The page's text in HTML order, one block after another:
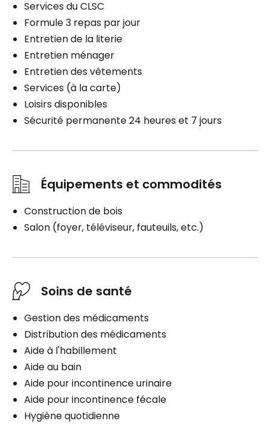
Services du CLSC
Formule 3 repas par jour
Entretien de la literie
Entretien ménager
Entretien des vêtements
Services (à la carte)
Loisirs disponibles
Sécurité permanente 24 heures et 7 jours
Équipements et commodités
Construction de bois
Salon (foyer, téléviseur, fauteuils, etc.)
Soins de santé
Gestion des médicaments
Distribution des médicaments
Aide à l'habillement
Aide au bain
Aide pour incontinence urinaire
Aide pour incontinence fécale
Hygiène quotidienne